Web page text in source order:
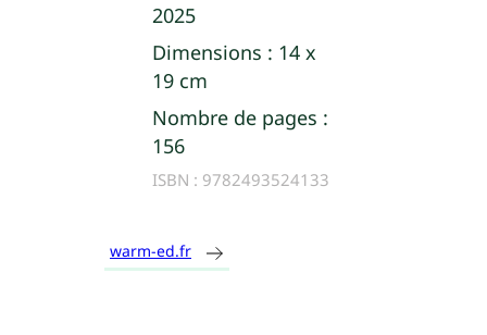
2025
Dimensions : 14 x
19 cm
Nombre de pages :
156
ISBN : 9782493524133
warm-ed.fr